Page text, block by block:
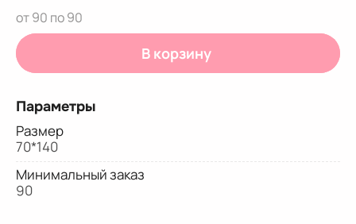
от 90 по 90
В корзину
Параметры
Размер
70*140
Минимальный заказ
90